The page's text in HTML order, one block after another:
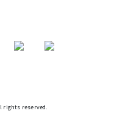
rights reserved.